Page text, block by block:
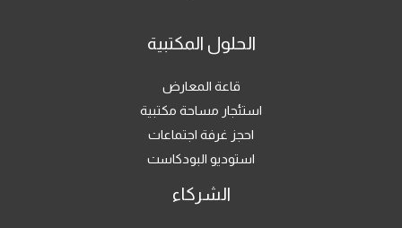
الحلول المكتبية
قاعة المعارض
استئجار مساحة مكتبية
احجز غرفة اجتماعات
استوديو البودكاست
الشركاء